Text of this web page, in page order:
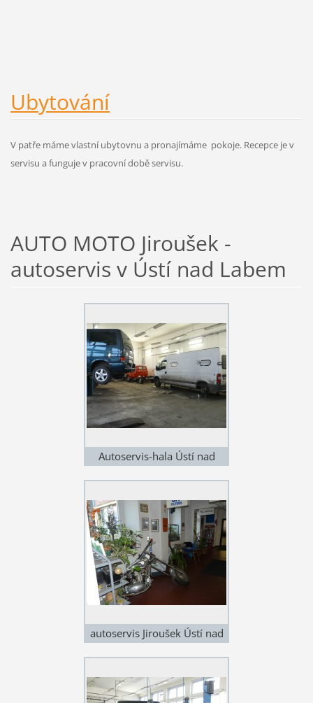
Ubytování
V patře máme vlastní ubytovnu a pronajímáme pokoje. Recepce je v
servisu a funguje v pracovní době servisu.
AUTO MOTO Jiroušek -
autoservis v Ústí nad Labem
Autoservis-hala Ústí nad
autoservis Jiroušek Ústí nad